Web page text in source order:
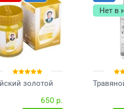
золотой
650 р.
Нет в